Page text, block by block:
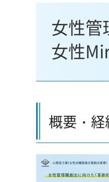
女性管
女性
概要・